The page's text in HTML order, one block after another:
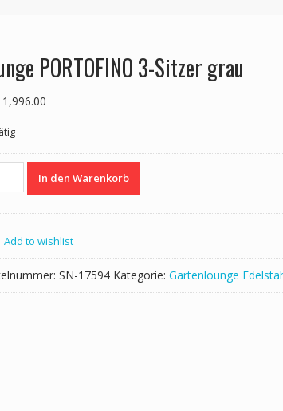
PORTOFINO 3-Sitzer grau
In den Warenkorb
Add to wishlist
SN-17594 Kategorie: Gartenlounge